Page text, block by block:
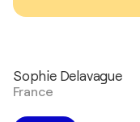
Sophie Delavague
France